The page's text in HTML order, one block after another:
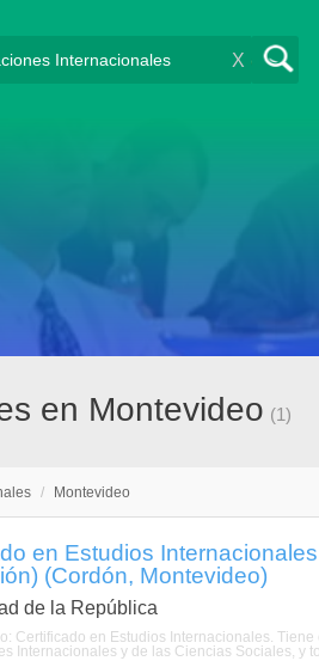
X
en Montevideo (1)
/ Montevideo
en Estudios
(Cordón, Montevideo)
de la República
Certificado en Estudios Internacionales.
Internacionales y de las Ciencias Sociales, y